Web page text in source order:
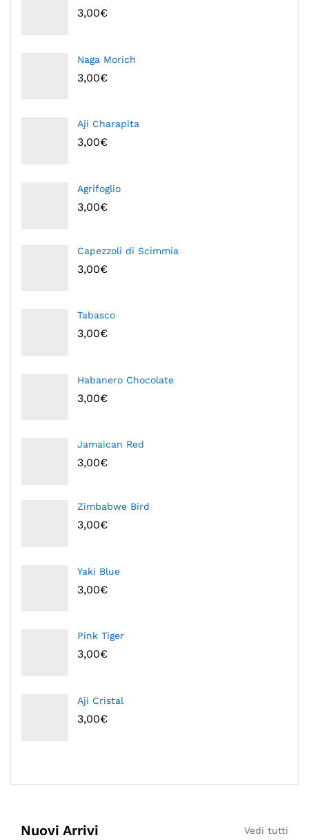
3,00€
Naga Morich
3,00€
Aji Charapita
3,00€
Agrifoglio
3,00€
Capezzoli di Scimmia
3,00€
Tabasco
3,00€
Habanero Chocolate
3,00€
Jamaican Red
3,00€
Zimbabwe Bird
3,00€
Yaki Blue
3,00€
Pink Tiger
3,00€
Aji Cristal
3,00€
Nuovi Arrivi Vedi tutti